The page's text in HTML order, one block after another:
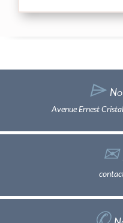
⌲
Avenue Ernest
✉︎
✆